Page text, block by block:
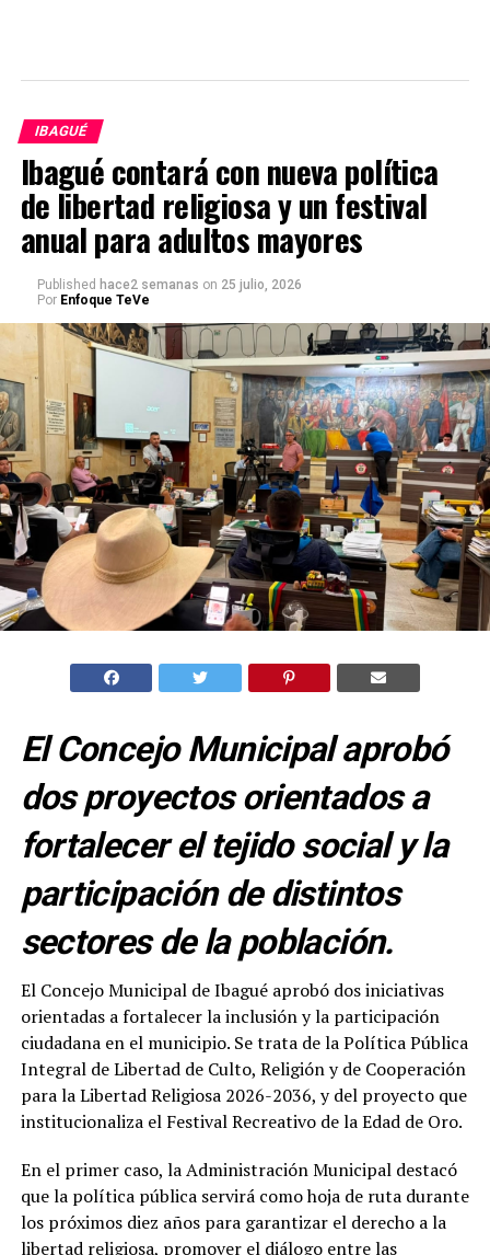
IBAGUÉ
Ibagué contará con nueva política
de libertad religiosa y un festival
anual para adultos mayores
Published hace2 semanas on 25 julio, 2026
Por Enfoque TeVe
El Concejo Municipal aprobó
dos proyectos orientados a
fortalecer el tejido social y la
participación de distintos
sectores de la población.
El Concejo Municipal de Ibagué aprobó dos iniciativas
orientadas a fortalecer la inclusión y la participación
ciudadana en el municipio. Se trata de la Política Pública
Integral de Libertad de Culto, Religión y de Cooperación
para la Libertad Religiosa 2026-2036, y del proyecto que
institucionaliza el Festival Recreativo de la Edad de Oro.
En el primer caso, la Administración Municipal destacó
que la política pública servirá como hoja de ruta durante
los próximos diez años para garantizar el derecho a la
libertad religiosa, promover el diálogo entre las